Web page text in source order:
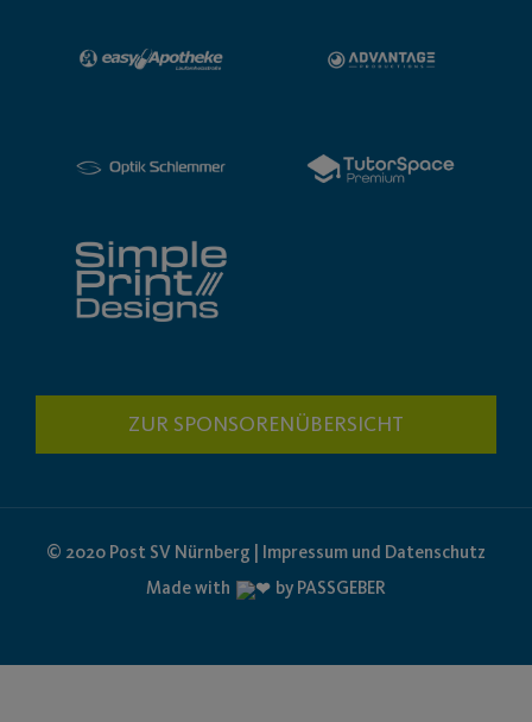
ZUR SPONSORENÜBERSICHT
© 2020 Post SV Nürnberg | Impressum und Datenschutz
Made with
by PASSGEBER